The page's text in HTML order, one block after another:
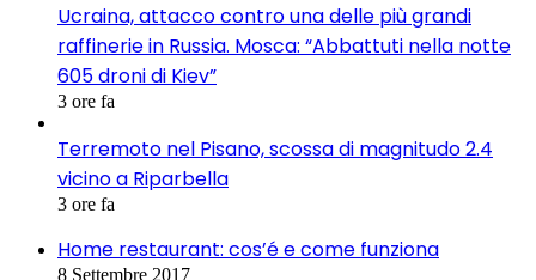
Ucraina, attacco contro una delle più grandi
raffinerie in Russia. Mosca: “Abbattuti nella notte
605 droni di Kiev”
3 ore fa
Terremoto nel Pisano, scossa di magnitudo 2.4
vicino a Riparbella
3 ore fa
Home restaurant: cos’é e come funziona
8 Settembre 2017